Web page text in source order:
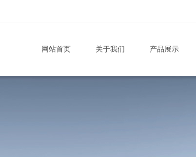
网站首页 关于我们 产品展示